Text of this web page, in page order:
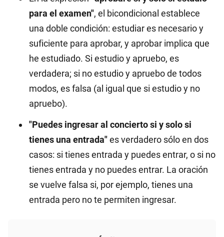
para el examen", el bicondicional establece
una doble condición: estudiar es necesario y
suficiente para aprobar, y aprobar implica que
he estudiado. Si estudio y apruebo, es
verdadera; si no estudio y apruebo de todos
modos, es falsa (al igual que si estudio y no
apruebo).
"Puedes ingresar al concierto si y solo si
tienes una entrada"es verdadero sólo en dos
casos: si tienes entrada y puedes entrar, o si no
tienes entrada y no puedes entrar. La oración
se vuelve falsa si, por ejemplo, tienes una
entrada pero no te permiten ingresar.